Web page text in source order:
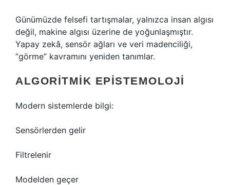
Günümüzde felsefi tartışmalar, yalnızca insan algısı
değil, makine algısı üzerine de yoğunlaşmıştır.
Yapay zekâ, sensör ağları ve veri madenciliği,
“görme” kavramını yeniden tanımlar.
ALGORITMIK EPISTEMOLOJI
Modern sistemlerde bilgi:
Sensörlerden gelir
Filtrelenir
Modelden geçer